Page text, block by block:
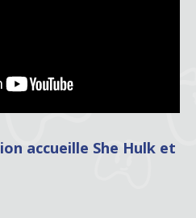
accueille She Hulk et